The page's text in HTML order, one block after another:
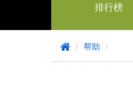
排行榜
/ 帮助 /